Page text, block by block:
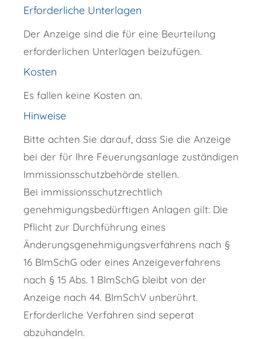
Erforderliche Unterlagen
Der Anzeige sind die für eine Beurteilung
erforderlichen Unterlagen beizufügen.
Kosten
Es fallen keine Kosten an.
Hinweise
Bitte achten Sie darauf, dass Sie die Anzeige
bei der für Ihre Feuerungsanlage zuständigen
Immissionsschutzbehörde stellen.
Bei immissionsschutzrechtlich
genehmigungsbedürftigen Anlagen gilt: Die
Pflicht zur Durchführung eines
Änderungsgenehmigungsverfahrens nach §
16 BImSchG oder eines Anzeigeverfahrens
nach § 15 Abs. 1 BImSchG bleibt von der
Anzeige nach 44. BImSchV unberührt.
Erforderliche Verfahren sind seperat
abzuhandeln.